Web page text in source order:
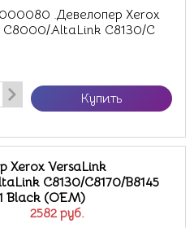
.Девелопер Xerox
C8000/AltaLink C8130/C
Купить
2582 руб.
Xerox VersaLink
C8130/C8170/B8145
Black (OEM)